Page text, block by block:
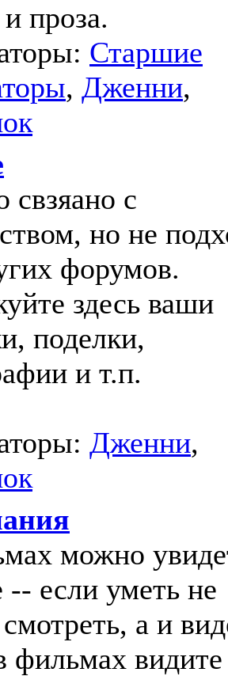
проза.
Старшие
, Дженни,
свзяано с
но не
форумов.
здесь ваши
поделки,
и т.п.
Дженни,
можно
-- если уметь не
а и
фильмах видите